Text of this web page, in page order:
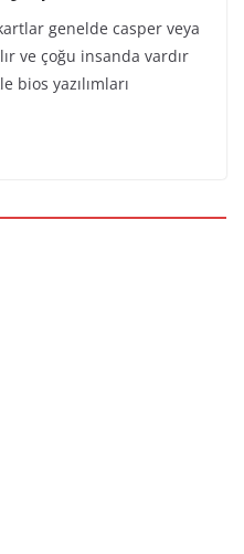
genelde casper veya
ve çoğu insanda vardır
bios yazılımları